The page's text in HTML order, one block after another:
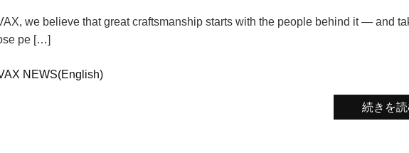
we believe that great craftsmanship starts with the people behind it — and
pe […]
NEWS(English)
続きを